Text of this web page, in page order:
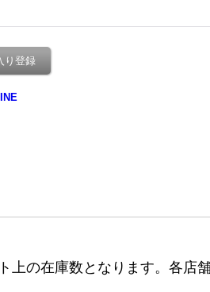
り登録
上の在庫数となります。各店